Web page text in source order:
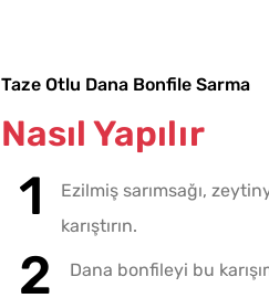
Taze Otlu Dana Bonfile Sarma
Nasıl Yapılır
Ezilmiş sarımsağı,
karıştırın.
Dana bonfileyi bu